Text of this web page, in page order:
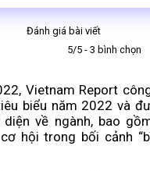
Đánh giá bài viết
5/5 - 3 bình chọn
Vietnam Report
biểu năm 2022 và
về ngành, bao
hội trong bối cảnh